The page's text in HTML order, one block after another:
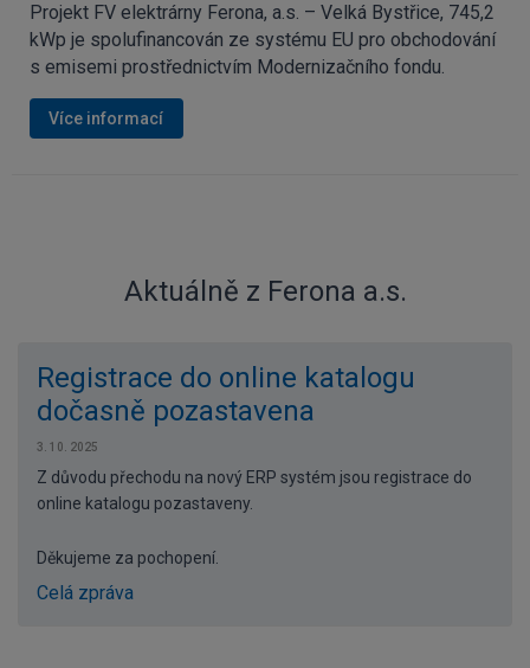
Projekt FV elektrárny Ferona, a.s. – Velká Bystřice, 745,2
kWp je spolufinancován ze systému EU pro obchodování
s emisemi prostřednictvím Modernizačního fondu.
Více informací
Aktuálně z Ferona a.s.
Registrace do online katalogu
dočasně pozastavena
3. 10. 2025
Z důvodu přechodu na nový ERP systém jsou registrace do
online katalogu pozastaveny.
Děkujeme za pochopení.
Celá zpráva